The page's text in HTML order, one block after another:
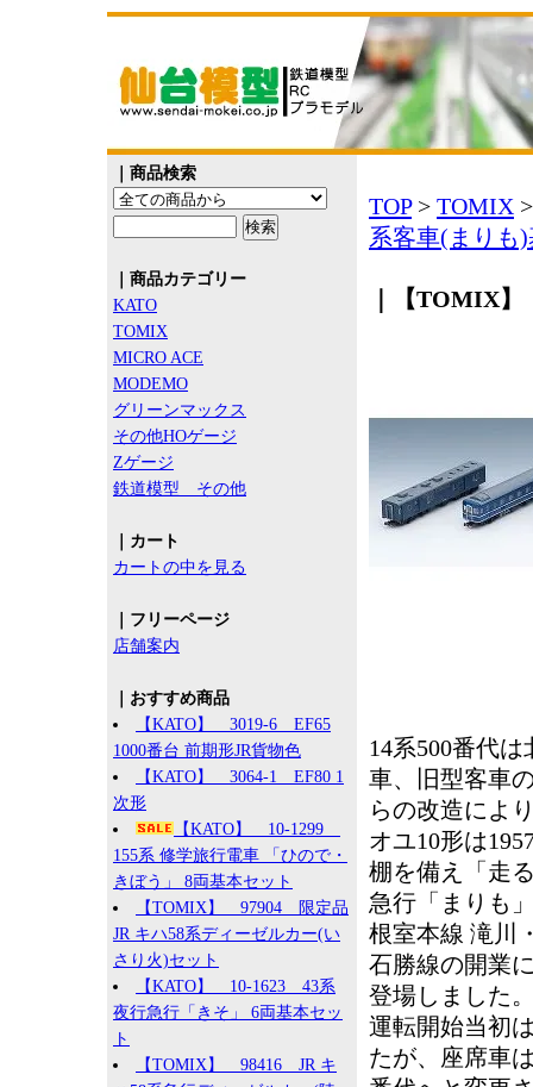
｜商品検索
｜商品カテゴリー
KATO
TOMIX
MICRO ACE
MODEMO
グリーンマックス
その他HOゲージ
Zゲージ
鉄道模型 その他
｜カート
カートの中を見る
｜フリーページ
店舗案内
｜おすすめ商品
【KATO】 3019-6 EF65
1000番台 前期形JR貨物色
【KATO】 3064-1 EF80 1
次形
【KATO】 10-1299
155系 修学旅行電車 「ひので・
きぼう」 8両基本セット
【TOMIX】 97904 限定品
JR キハ58系ディーゼルカー(い
さり火)セット
【KATO】 10-1623 43系
夜行急行「きそ」 6両基本セッ
ト
【TOMIX】 98416 JR キ
TOP> TOMIX
系客車(まりも
｜【TOMIX
14系500番代
車、旧型客車
らの改造によ
オユ10形は
棚を備え「走
急行「まりも
根室本線 滝川
石勝線の開業
登場しました
運転開始当初
たが、座席車